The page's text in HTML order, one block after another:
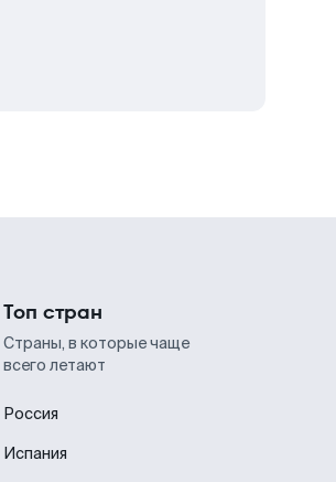
Топ стран
Страны, в которые чаще
всего летают
Россия
Испания